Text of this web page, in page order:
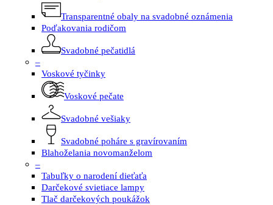
Transparentné obaly na svadobné oznámenia
Poďakovania rodičom
Svadobné pečatidlá
–
Voskové tyčinky
Voskové pečate
Svadobné vešiaky
Svadobné poháre s gravírovaním
Blahoželania novomanželom
–
Tabuľky o narodení dieťaťa
Darčekové svietiace lampy
Tlač darčekových poukážok